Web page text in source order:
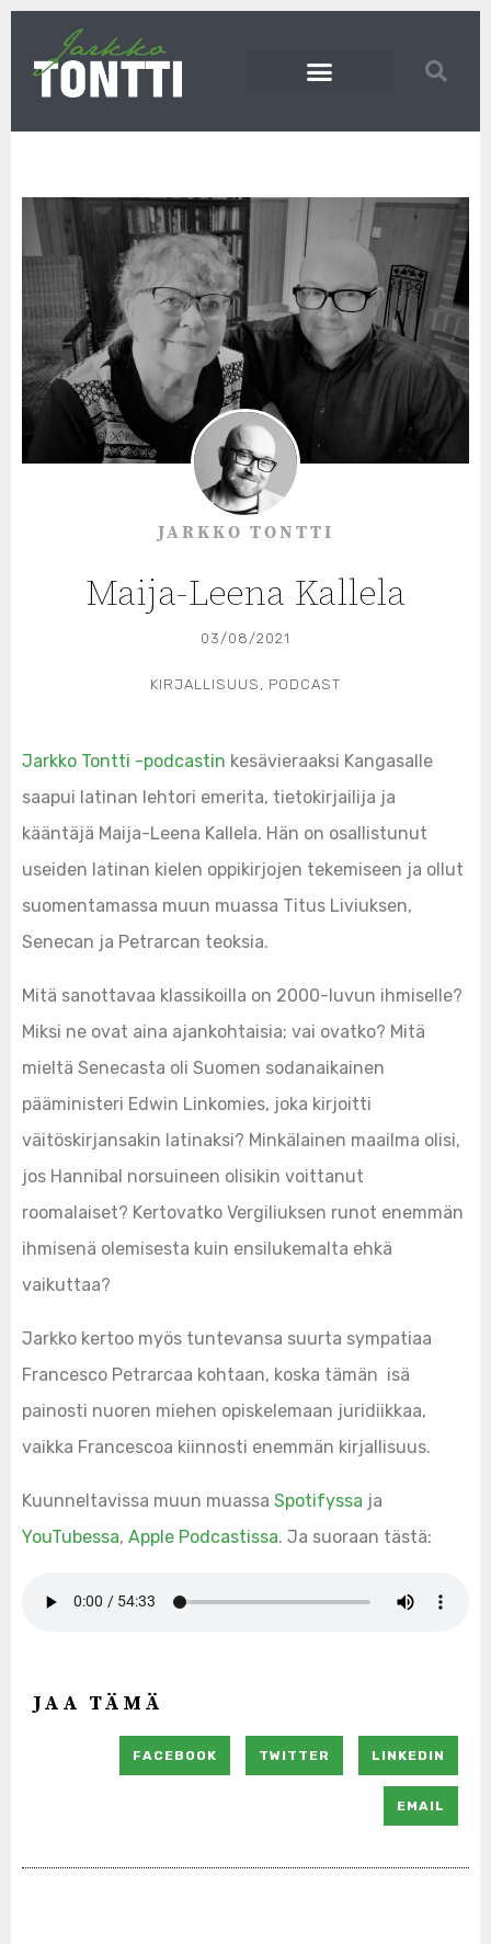
JARKKO TONTTI
Maija-Leena Kallela
03/08/2021
KIRJALLISUUS PODCAST
Jarkko Tontti -podcastin kesävieraaksi Kangasalle
saapui latinan lehtori emerita, tietokirjailija ja
kääntäjä Maija-Leena Kallela. Hän on osallistunut
useiden latinan kielen oppikirjojen tekemiseen ja ollut
suomentamassa muun muassa Titus Liviuksen,
Senecan ja Petrarcan teoksia.
Mitä sanottavaa klassikoilla on 2000-luvun ihmiselle?
Miksi ne ovat aina ajankohtaisia; vai ovatko? Mitä
mieltä Senecasta oli Suomen sodanaikainen
pääministeri Edwin Linkomies, joka kirjoitti
väitöskirjansakin latinaksi? Minkälainen maailma olisi,
jos Hannibal norsuineen olisikin voittanut
roomalaiset? Kertovatko Vergiliuksen runot enemmän
ihmisenä olemisesta kuin ensilukemalta ehkä
vaikuttaa?
Jarkko kertoo myös tuntevansa suurta sympatiaa
Francesco Petrarcaa kohtaan, koska tämän isä
painosti nuoren miehen opiskelemaan juridiikkaa,
vaikka Francescoa kiinnosti enemmän kirjallisuus.
Kuunneltavissa muun muassa Spotifyssa ja
YouTubessa, Apple Podcastissa. Ja suoraan tästä:
JAA TÄMÄ
FACEBOOK TWITTER LINKEDIN
EMAIL